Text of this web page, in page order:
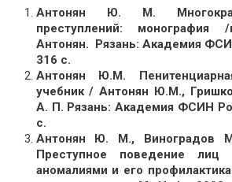
Антонян Ю. М.
преступлений:
Антонян. Рязань: Академия
316 с.
Антонян Ю.М.
учебник / Антонян Ю.М.,
А. П. Рязань: Академия ФСИН
с.
Антонян Ю. М., Виноградов
Преступное поведение лиц
аномалиями и его